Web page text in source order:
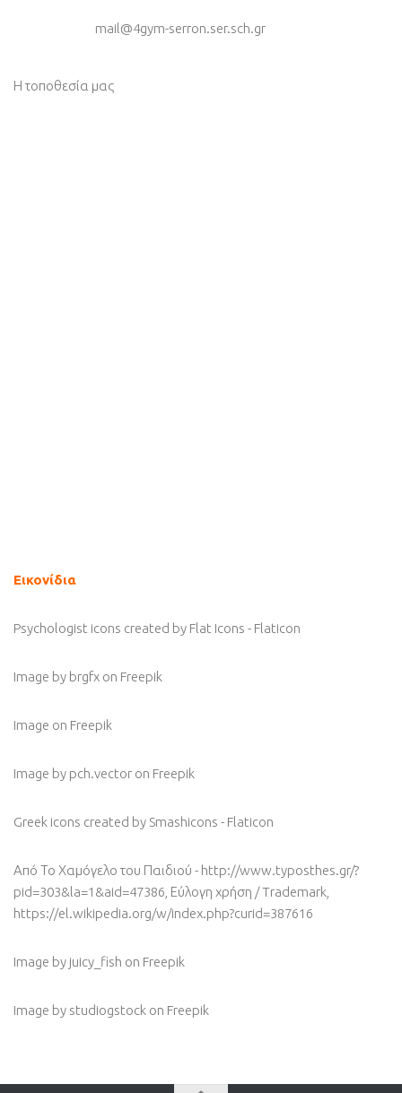
mail@4gym-serron.ser.sch.gr
Η τοποθεσία μας
Εικονίδια
Psychologist icons created by Flat Icons - Flaticon
Image by brgfx on Freepik
Image on Freepik
Image by pch.vector on Freepik
Greek icons created by Smashicons - Flaticon
Από Το Χαμόγελο του Παιδιού - http://www.typosthes.gr/?
pid=303&la=1&aid=47386, Εύλογη χρήση / Trademark,
https://el.wikipedia.org/w/index.php?curid=387616
Image by juicy_fish on Freepik
Image by studiogstock on Freepik